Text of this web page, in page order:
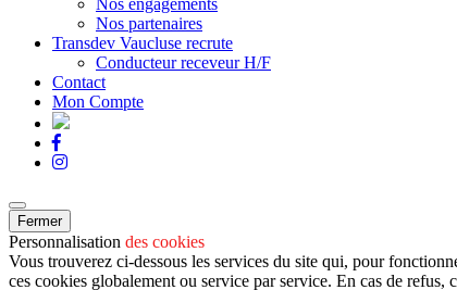
Nos engagements
Nos partenaires
Transdev Vaucluse recrute
Conducteur receveur H/F
Contact
Mon Compte
Fermer
Personnalisation des cookies
Vous trouverez ci-dessous les services du site qui, pour
ces cookies globalement ou service par service. En cas de refus,